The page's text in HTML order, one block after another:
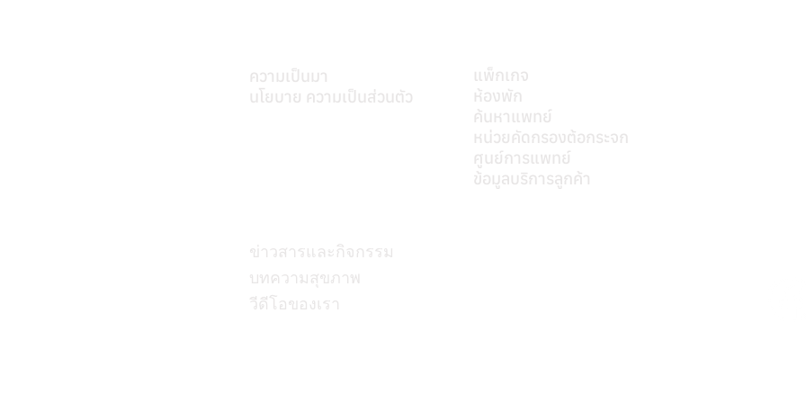
ความเป็นมา
นโยบาย ความเป็นส่วนตัว
แพ็กเกจ
ห้องพัก
ค้นหาแพทย์
หน่วยคัดกรองต้อกระจก
ศูนย์การแพทย์
ข้อมูลบริการลูกค้า
ข่าวสารและกิจกรรม
บทความสุขภาพ
วีดีโอของเรา